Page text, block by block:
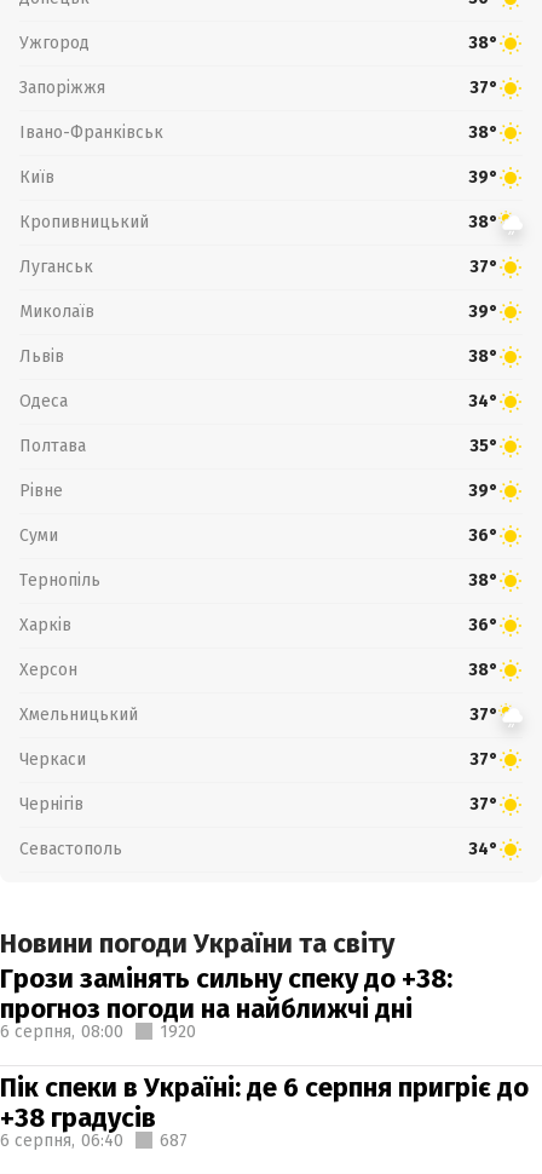
Ужгород 38°
Запоріжжя 37°
Івано-Франківськ 38°
Київ 39°
Кропивницький 38°
Луганськ 37°
Миколаїв 39°
Львів 38°
Одеса 34°
Полтава 35°
Рівне 39°
Суми 36°
Тернопіль 38°
Харків 36°
Херсон 38°
Хмельницький 37°
Черкаси 37°
Чернігів 37°
Севастополь 34°
Новини погоди України та світу
Грози замінять сильну спеку до +38:
прогноз погоди на найближчі дні
6 серпня, 08:00 1920
Пік спеки в Україні: де 6 серпня пригріє до
+38 градусів
6 серпня, 06:40 687